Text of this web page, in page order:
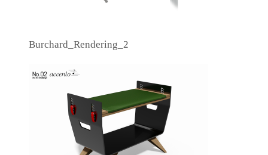
Burchard_Rendering_2